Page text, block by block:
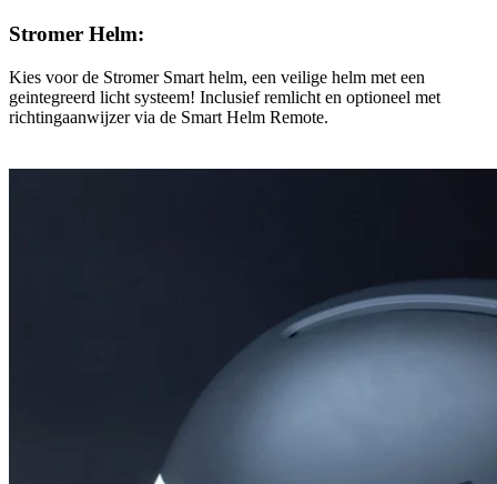
Stromer Helm:
Kies voor de Stromer Smart helm, een veilige helm met een
geintegreerd licht systeem! Inclusief remlicht en optioneel met
richtingaanwijzer via de Smart Helm Remote.